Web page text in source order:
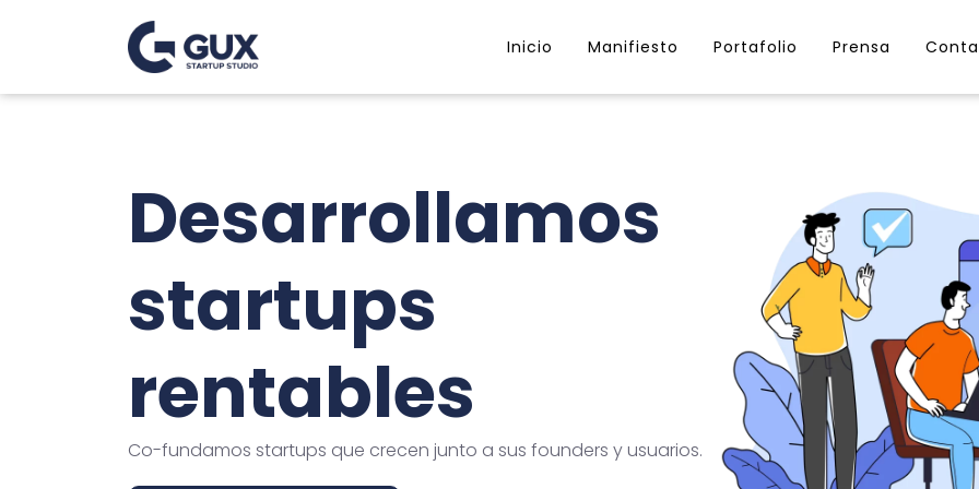
Inicio Manifiesto Portafolio Prensa
Desarrollamos
startups
rentables
Co-fundamos startups que crecen junto a sus founders y usuarios.